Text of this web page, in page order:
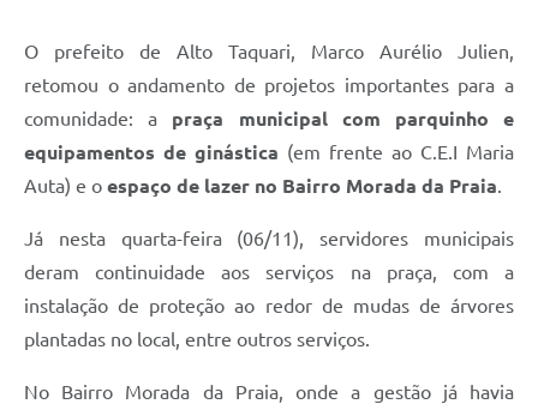
O prefeito de Alto Taquari, Marco Aurélio Julien,
retomou o andamento de projetos importantes para a
comunidade: a praça municipal com parquinho e
equipamentos de ginástica (em frente ao C.E.I Maria
Auta) e o espaço de lazer no Bairro Morada da Praia
Já nesta quarta-feira (06/11), servidores municipais
deram continuidade aos serviços na praça, com a
instalação de proteção ao redor de mudas de árvores
plantadas no local, entre outros serviços.
No Bairro Morada da Praia, onde a gestão já havia